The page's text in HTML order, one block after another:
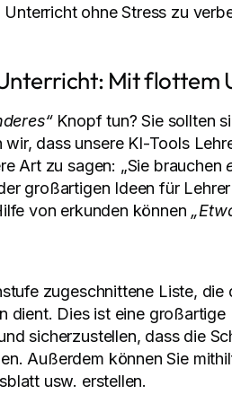
ohne Stress zu
Mit flottem
Knopf tun? Sie sollten
dass unsere KI-Tools
Art zu sagen: „Sie brauchen
großartigen Ideen für
von erkunden können
zugeschnittene Liste,
dient. Dies ist eine
sicherzustellen, dass die
Außerdem können Sie
usw. erstellen.